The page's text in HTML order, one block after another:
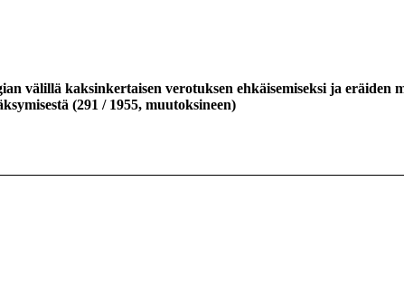
välillä kaksinkertaisen verotuksen ehkäisemiseksi ja
(291 / 1955, muutoksineen)